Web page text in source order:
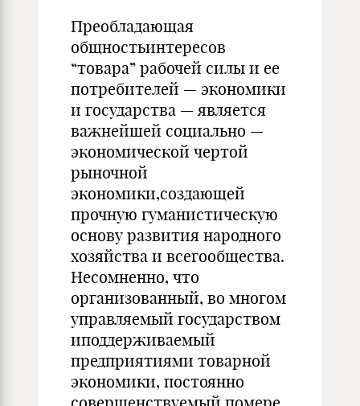
Преобладающая
общностьинтересов
“товара” рабочей силы и ее
потребителей — экономики
и государства — является
важнейшей социально —
экономической чертой
рыночной
экономики,создающей
прочную гуманистическую
основу развития народного
хозяйства и всегообщества.
Несомненно, что
организованный, во многом
управляемый государством
иподдерживаемый
предприятиями товарной
экономики, постоянно